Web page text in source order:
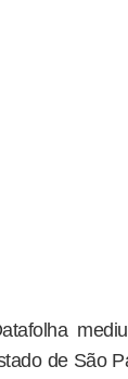
de São